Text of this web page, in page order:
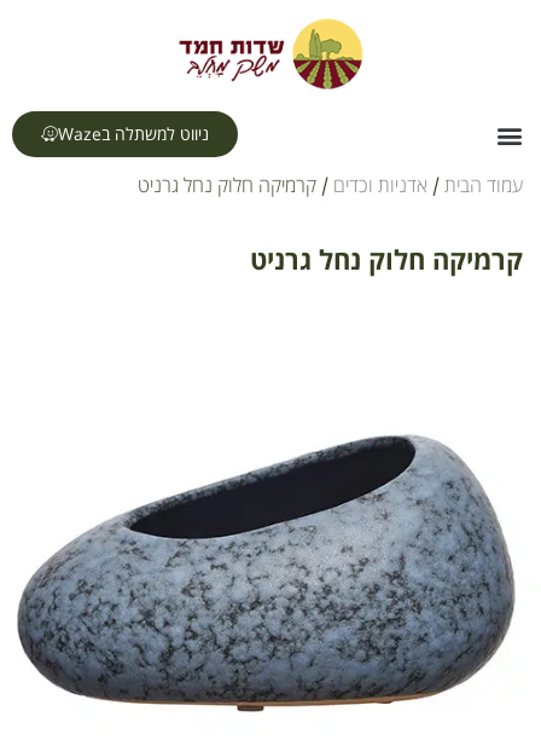
ניווט למשתלה בWaze
עמוד הבית / אדניות וכדים / קרמיקה חלוק נחל גרניט
קרמיקה חלוק נחל גרניט